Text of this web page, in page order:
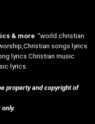
& more “world christian
songs lyrics
lyrics Christian music
lyrics.
property and copyright of